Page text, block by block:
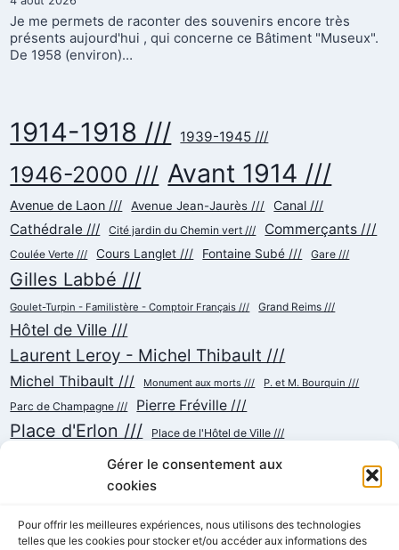
Gérer le consentement aux
cookies
Pour offrir les meilleures expériences, nous utilisons des technologies
telles que les cookies pour stocker et/ou accéder aux informations des
Je me permets de raconter des souvenirs encore très
présents aujourd'hui , qui concerne ce Bâtiment "Museux".
De 1958 (environ)…
1914-1918 /// 1939-1945 ///
1946-2000 /// Avant 1914 ///
Avenue de Laon /// Avenue Jean-Jaurès /// Canal ///
Cathédrale /// Cité jardin du Chemin vert /// Commerçants ///
Coulée Verte /// Cours Langlet /// Fontaine Subé /// Gare ///
Gilles Labbé ///
Goulet-Turpin - Familistère - Comptoir Français /// Grand Reims ///
Hôtel de Ville ///
Laurent Leroy - Michel Thibault ///
Michel Thibault /// Monument aux morts /// P. et M. Bourquin ///
Parc de Champagne /// Pierre Fréville ///
Place d'Erlon /// Place de l'Hôtel de Ville ///
Place de la République /// Place du Cardinal Luçon ///
Place du Forum/des Marchés ///
Rue Buirette /// Rue Carnot /// Rue Chanzy /// Rue Colbert ///